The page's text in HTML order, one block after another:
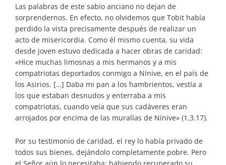
Las palabras de este sabio anciano no dejan de
sorprendernos. En efecto, no olvidemos que Tobit había
perdido la vista precisamente después de realizar un
acto de misericordia. Como él mismo cuenta, su vida
desde joven estuvo dedicada a hacer obras de caridad:
«Hice muchas limosnas a mis hermanos y a mis
compatriotas deportados conmigo a Nínive, en el país de
los Asirios. […] Daba mi pan a los hambrientos, vestía a
los que estaban desnudos y enterraba a mis
compatriotas, cuando veía que sus cadáveres eran
arrojados por encima de las murallas de Nínive» (1,3.17).
Por su testimonio de caridad, el rey lo había privado de
todos sus bienes, dejándolo completamente pobre. Pero